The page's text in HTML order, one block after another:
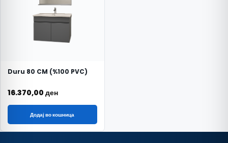
Duru 80 CM (%100 PVC)
16.370,00 ден
Додај во кошница